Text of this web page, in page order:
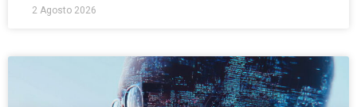
2 Agosto 2026